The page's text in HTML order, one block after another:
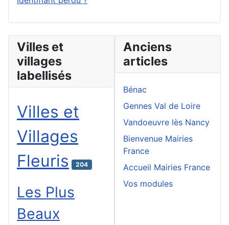
Villes et
villages
labellisés
Villes et
Villages
Fleuris
204
Les Plus
Beaux
Anciens
articles
Bénac
Gennes Val de Loire
Vandoeuvre lès Nancy
Bienvenue Mairies
France
Accueil Mairies France
Vos modules